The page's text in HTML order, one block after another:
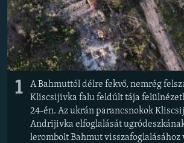
Valamennyi RFE/RL weboldal
1
A Bahmuttól délre fekvő, nemrég
Kliscsijivka falu feldúlt tája
24-én. Az ukrán parancsnokok
Andrijivka elfoglalását
lerombolt Bahmut visszafoglalásához